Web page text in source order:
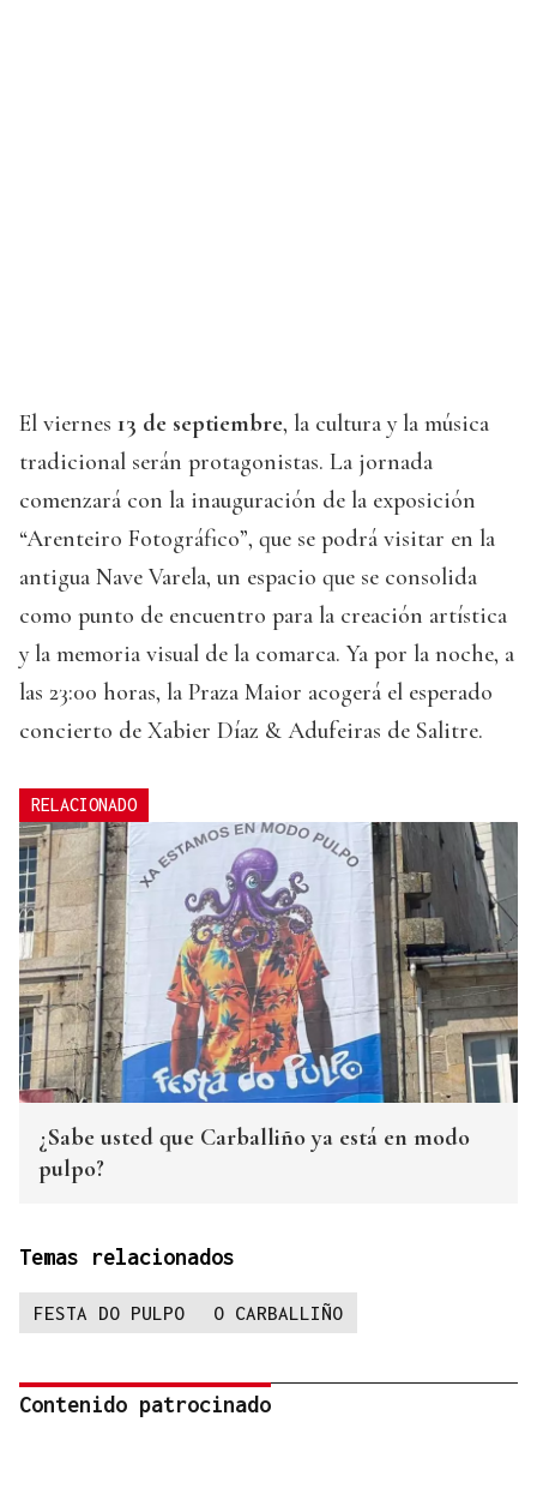
El viernes 13 de septiembre, la cultura y la música
tradicional serán protagonistas. La jornada
comenzará con la inauguración de la exposición
“Arenteiro Fotográfico”, que se podrá visitar en la
antigua Nave Varela, un espacio que se consolida
como punto de encuentro para la creación artística
y la memoria visual de la comarca. Ya por la noche, a
las 23:00 horas, la Praza Maior acogerá el esperado
concierto de Xabier Díaz & Adufeiras de Salitre.
RELACIONADO
¿Sabe usted que Carballiño ya está en modo
pulpo?
Temas relacionados
FESTA DO PULPO O CARBALLIÑO
Contenido patrocinado